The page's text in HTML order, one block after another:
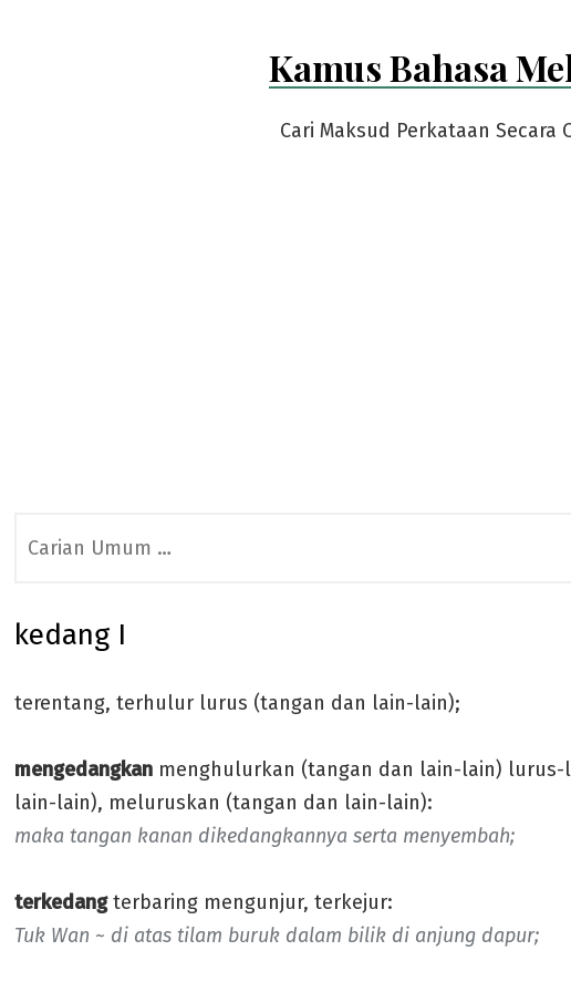
Kamus Bahasa
Cari Maksud Perkataan Secara
for:
kedang I
terentang, terhulur lurus (tangan dan lain-lain);
mengedangkan menghulurkan (tangan dan lain-lain)
lain-lain), meluruskan (tangan dan lain-lain):
maka tangan kanan dikedangkannya serta menyembah;
terkedangterbaring mengunjur, terkejur:
Tuk Wan ~ di atas tilam buruk dalam bilik di anjung dapur;